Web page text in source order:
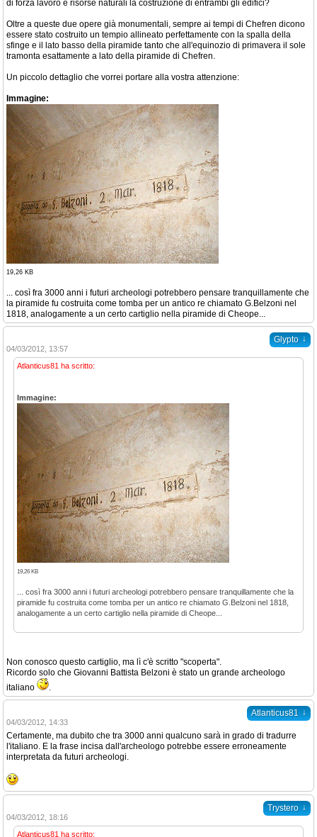
di forza lavoro e risorse naturali la costruzione di entrambi gli edifici?
Oltre a queste due opere già monumentali, sempre ai tempi di Chefren dicono
essere stato costruito un tempio allineato perfettamente con la spalla della
sfinge e il lato basso della piramide tanto che all'equinozio di primavera il sole
tramonta esattamente a lato della piramide di Chefren.
Un piccolo dettaglio che vorrei portare alla vostra attenzione:
Immagine:
19,26 KB
... così fra 3000 anni i futuri archeologi potrebbero pensare tranquillamente che
la piramide fu costruita come tomba per un antico re chiamato G.Belzoni nel
1818, analogamente a un certo cartiglio nella piramide di Cheope...
Glypto ↓
04/03/2012, 13:57
Atlanticus81 ha scritto:
Immagine:
19,26 KB
... così fra 3000 anni i futuri archeologi potrebbero pensare tranquillamente che la
piramide fu costruita come tomba per un antico re chiamato G.Belzoni nel 1818,
analogamente a un certo cartiglio nella piramide di Cheope...
Non conosco questo cartiglio, ma lì c'è scritto "scoperta".
Ricordo solo che Giovanni Battista Belzoni è stato un grande archeologo
italiano
.
Atlanticus81 ↓
04/03/2012, 14:33
Certamente, ma dubito che tra 3000 anni qualcuno sarà in grado di tradurre
l'italiano. E la frase incisa dall'archeologo potrebbe essere erroneamente
interpretata da futuri archeologi.
Trystero ↓
04/03/2012, 18:16
Atlanticus81 ha scritto: